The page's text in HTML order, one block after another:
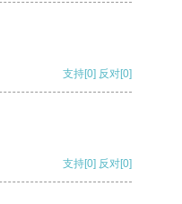
支持[0] 反对[0]
支持[0] 反对[0]